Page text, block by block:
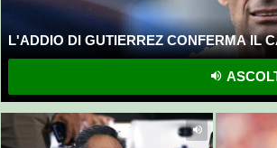
L'ADDIO DI GUTIERREZ CONFERMA IL